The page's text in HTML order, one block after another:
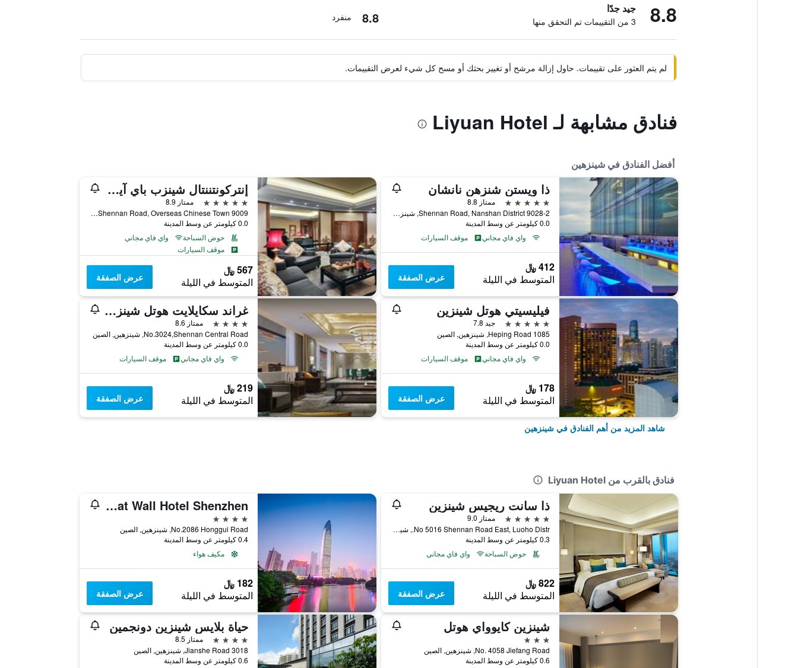
8.8 جيد جدًا
3 من التقييمات تم التحقق منها 8.8 منفرد
لم يتم العثور على تقييمات. حاول إزالة مرشح أو تغيير بحثك أو مسح كل شيء لعرض التقييمات.
فنادق مشابهة لـ Liyuan Hotel
أفضل الفنادق في شينزهين
ذا ويستن شنزهن نانشان
5 نجوم
ممتاز 8.8
9028-2 Shennan Road, Nanshan District, شينزهين, الصين
0.0 كيلومتر عن وسط المدينة
واي فاي مجاني
موقف السيارات
412 ﷼
المتوسط في الليلة عرض الصفقة
إنتركونتننتال شينزب باي آيتش جي
5 نجوم
ممتاز 8.9
9009 Shennan Road, Overseas Chinese Town, شينزهين, الصين
0.0 كيلومتر عن وسط المدينة
حوض السباحة
واي فاي مجاني
موقف السيارات
567 ﷼
المتوسط في الليلة عرض الصفقة
فيليسيتي هوتل شينزين
5 نجوم
جيد 7.8
1085 Heping Road, شينزهين, الصين
0.0 كيلومتر عن وسط المدينة
واي فاي مجاني
موقف السيارات
178 ﷼
المتوسط في الليلة عرض الصفقة
غراند سكايلايت هوتل شينزين
4 نجوم
ممتاز 8.6
No.3024,Shennan Central Road, شينزهين, الصين
0.0 كيلومتر عن وسط المدينة
واي فاي مجاني
موقف السيارات
219 ﷼
المتوسط في الليلة عرض الصفقة
شاهد المزيد من أهم الفنادق في شينزهين
فنادق بالقرب من Liyuan Hotel
ذا سانت ريجيس شينزين
5 نجوم
ممتاز 9.0
No 5016 Shennan Road East, Luoho Distr., شينزهين, الصين
0.3 كيلومتر عن وسط المدينة
حوض السباحة
واي فاي مجاني
822 ﷼
المتوسط في الليلة عرض الصفقة
Great Wall Hotel Shenzhen
4 نجوم
No.2086 Honggui Road, شينزهين, الصين
0.4 كيلومتر عن وسط المدينة
مكيف هواء
182 ﷼
المتوسط في الليلة عرض الصفقة
شينزين كايوواي هوتل
3 نجوم
No. 4058 Jiefang Road, شينزهين, الصين
0.6 كيلومتر عن وسط المدينة
حياة بلايس شينزين دونجمين
4 نجوم
ممتاز 8.5
3018 Jianshe Road, شينزهين, الصين
0.6 كيلومتر عن وسط المدينة